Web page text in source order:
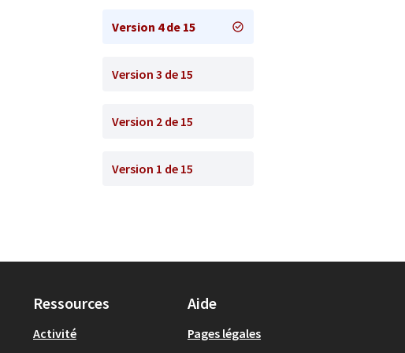
Version 4 de 15
Version 3 de 15
Version 2 de 15
Version 1 de 15
Ressources
Activité
Aide
Pages légales